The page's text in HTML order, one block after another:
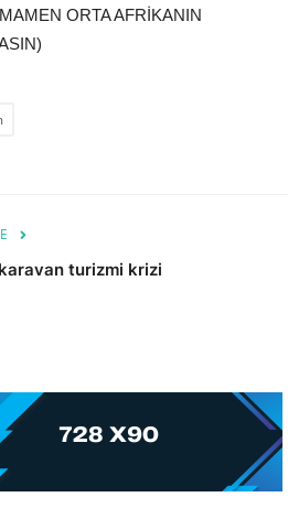
ORTA AFRİKANIN
turizmi krizi